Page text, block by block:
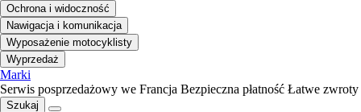
Ochrona i widoczność
Nawigacja i komunikacja
Wyposażenie motocyklisty
Wyprzedaż
Marki
Serwis posprzedażowy we Francja Bezpieczna płatność Łatwe zwroty
Szukaj